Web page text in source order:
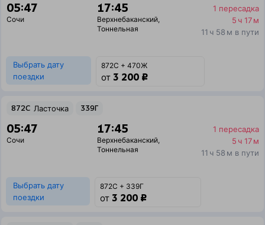
05:47
Сочи
17:45
Верхнебаканский,
Тоннельная
1 пересадка
5 ч 17 м
11 ч 58 м в пути
Выбрать дату
поездки
872С + 470Ж
от 3 200 ₽
872С Ласточка 339Г
05:47
Сочи
17:45
Верхнебаканский,
Тоннельная
1 пересадка
5 ч 17 м
11 ч 58 м в пути
Выбрать дату
поездки
872С + 339Г
от 3 200 ₽